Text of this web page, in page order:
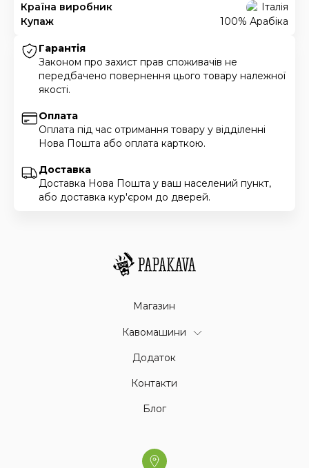
Країна виробник
Італія
Купаж
100% Арабіка
Гарантія
Законом про захист прав споживачів не
передбачено повернення цього товару належної
якості.
Оплата
Оплата під час отримання товару у відділенні
Нова Пошта або оплата карткою.
Доставка
Доставка Нова Пошта у ваш населений пункт,
або доставка кур'єром до дверей.
Магазин
Кавомашини
Додаток
Контакти
Блог